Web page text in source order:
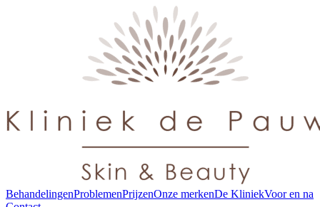
BehandelingenProblemenPrijzenOnze merkenDe KliniekVoor en na